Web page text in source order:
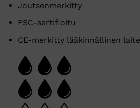
Joutsenmerkitty
FSC-sertifioitu
CE-merkitty lääkinnällinen laite